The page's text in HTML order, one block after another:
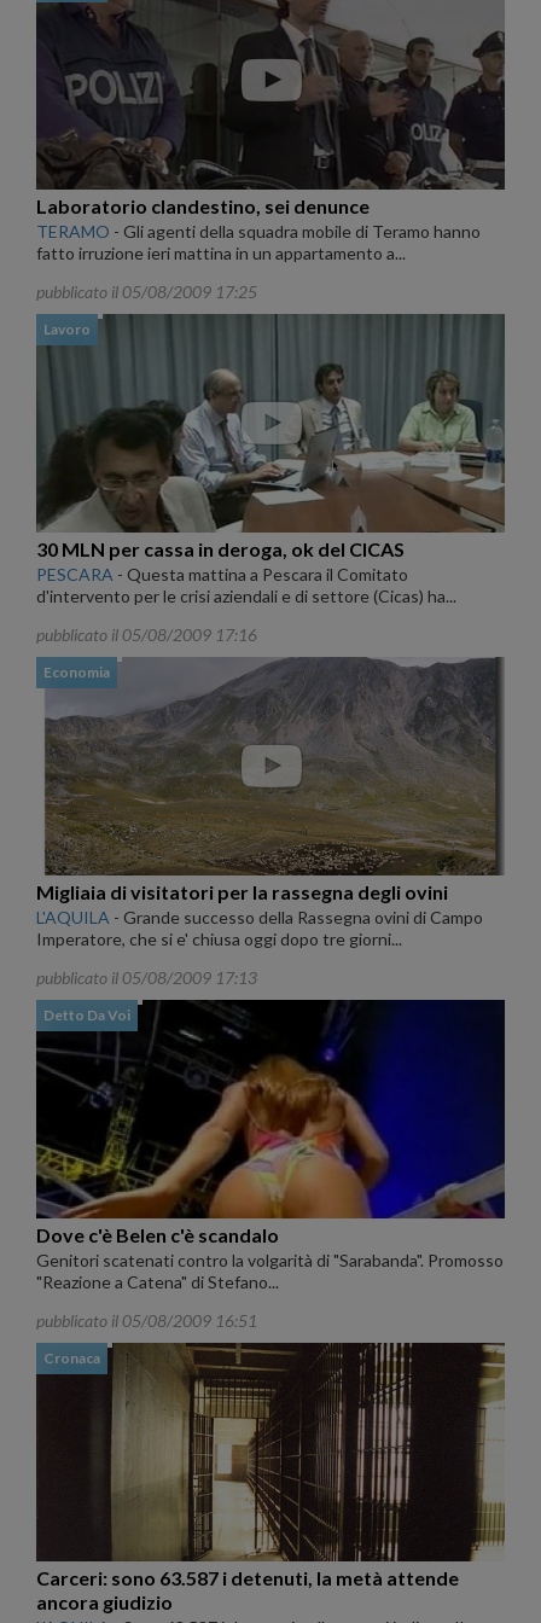
Laboratorio clandestino, sei denunce
TERAMO - Gli agenti della squadra mobile di Teramo hanno
fatto irruzione ieri mattina in un appartamento a...
pubblicato il 05/08/2009 17:25
Lavoro
30 MLN per cassa in deroga, ok del CICAS
PESCARA - Questa mattina a Pescara il Comitato
d'intervento per le crisi aziendali e di settore (Cicas) ha...
pubblicato il 05/08/2009 17:16
Economia
Migliaia di visitatori per la rassegna degli ovini
L'AQUILA - Grande successo della Rassegna ovini di Campo
Imperatore, che si e' chiusa oggi dopo tre giorni...
pubblicato il 05/08/2009 17:13
Detto Da Voi
Dove c'è Belen c'è scandalo
Genitori scatenati contro la volgarità di "Sarabanda". Promosso
"Reazione a Catena" di Stefano...
pubblicato il 05/08/2009 16:51
Cronaca
Carceri: sono 63.587 i detenuti, la metà attende
ancora giudizio